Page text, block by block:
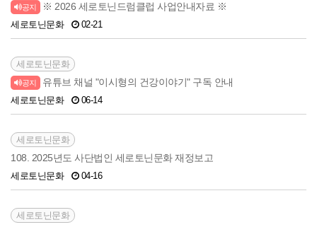
공지 ※ 2026 세로토닌드럼클럽 사업안내자료 ※
세로토닌문화 02-21
세로토닌문화
공지 유튜브 채널 "이시형의 건강이야기" 구독 안내
세로토닌문화 06-14
세로토닌문화
108. 2025년도 사단법인 세로토닌문화 재정보고
세로토닌문화 04-16
세로토닌문화